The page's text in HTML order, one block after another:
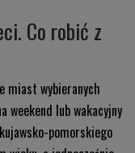
Co robić z
miast wybieranych
weekend lub wakacyjny
pomorskiego